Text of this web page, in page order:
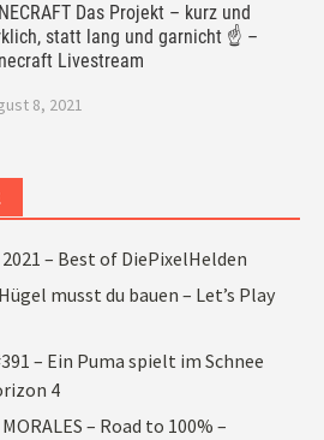
Das Projekt – kurz und
statt lang und garnicht ☝ –
Livestream
8, 2021
– Best of DiePixelHelden
musst du bauen – Let’s Play
– Ein Puma spielt im Schnee
4
– Road to 100% –